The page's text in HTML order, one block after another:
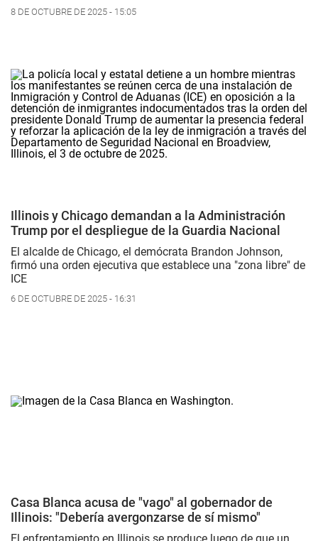
8 DE OCTUBRE DE 2025 - 15:05
Illinois y Chicago demandan a la Administración
Trump por el despliegue de la Guardia Nacional
El alcalde de Chicago, el demócrata Brandon Johnson,
firmó una orden ejecutiva que establece una "zona libre" de
ICE
6 DE OCTUBRE DE 2025 - 16:31
Casa Blanca acusa de "vago" al gobernador de
Illinois: "Debería avergonzarse de sí mismo"